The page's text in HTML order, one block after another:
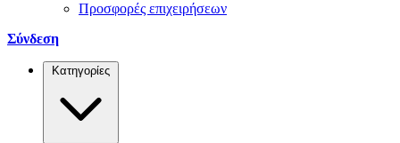
Προσφορές επιχειρήσεων
Σύνδεση
Κατηγορίες